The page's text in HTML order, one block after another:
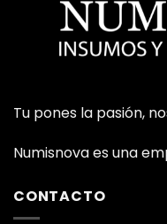
Tu pones la pasión,
Numisnova es una
CONTACTO